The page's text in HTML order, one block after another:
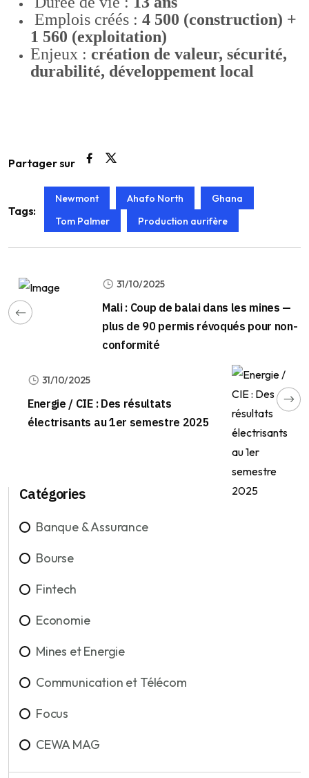
Emplois créés : 4 500 (construction) +
1 560 (exploitation)
Enjeux : création de valeur, sécurité,
durabilité, développement local
Partager sur
Tags:
Newmont Ahafo North
Ghana
Tom Palmer
Production aurifère
31/10/2025
Mali : Coup de balai dans les mines —
plus de 90 permis révoqués pour non-
conformité
31/10/2025
Energie / CIE : Des résultats
électrisants au 1er semestre 2025
Catégories
Banque & Assurance
Bourse
Fintech
Economie
Mines et Energie
Communication et Télécom
Focus
CEWA MAG